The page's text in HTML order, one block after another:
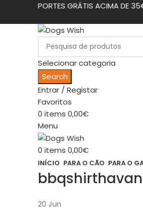
PORTES GRÁTIS ACIMA DE
Selecionar categoria
Search
Entrar / Registar
Favoritos
0 items 0,00€
Menu
0 items 0,00€
INÍCIO PARA O CÃO PARA O
20 Jun